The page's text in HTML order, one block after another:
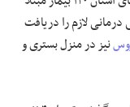
لازم را دریافت
نیز در منزل بستری و